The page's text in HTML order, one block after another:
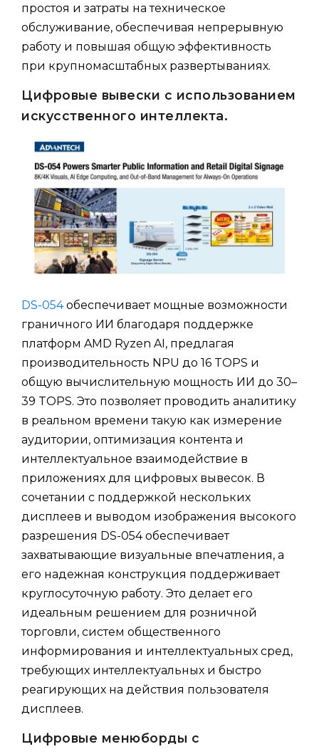
простоя и затраты на техническое
обслуживание, обеспечивая непрерывную
работу и повышая общую эффективность
при крупномасштабных развертываниях.
Цифровые вывески с использованием
искусственного интеллекта.
DS-054обеспечивает мощные возможности
граничного ИИ благодаря поддержке
платформ AMD Ryzen AI, предлагая
производительность NPU до 16 TOPS и
общую вычислительную мощность ИИ до 30–
39 TOPS. Это позволяет проводить аналитику
в реальном времени такую как измерение
аудитории, оптимизация контента и
интеллектуальное взаимодействие в
приложениях для цифровых вывесок. В
сочетании с поддержкой нескольких
дисплеев и выводом изображения высокого
разрешения DS-054 обеспечивает
захватывающие визуальные впечатления, а
его надежная конструкция поддерживает
круглосуточную работу. Это делает его
идеальным решением для розничной
торговли, систем общественного
информирования и интеллектуальных сред,
требующих интеллектуальных и быстро
реагирующих на действия пользователя
дисплеев.
Цифровые менюборды с